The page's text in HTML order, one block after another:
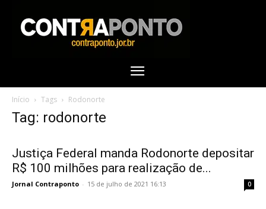
Início Tags Rodonorte
Tag: rodonorte
Justiça Federal manda Rodonorte depositar
R$ 100 milhões para realização de...
Jornal Contraponto - 15 de julho de 2021 16:13 0